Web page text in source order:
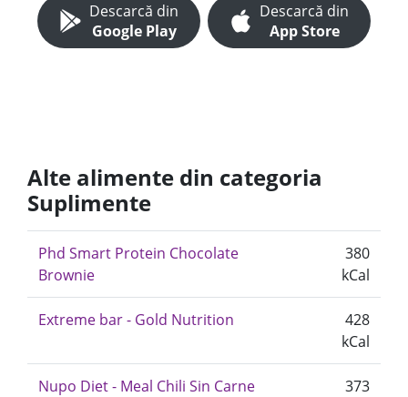
Descarcă din
Google Play
Descarcă din
App Store
Alte alimente din categoria
Suplimente
Phd Smart Protein Chocolate
Brownie
380
kCal
Extreme bar - Gold Nutrition
428
kCal
Nupo Diet - Meal Chili Sin Carne
373